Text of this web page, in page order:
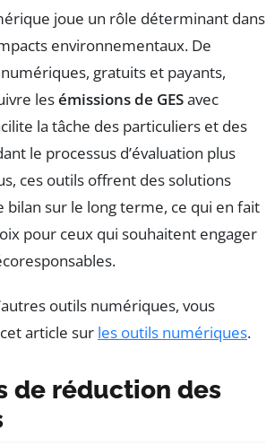
joue un rôle déterminant dans
environnementaux. De
gratuits et payants,
lesémissions de GESavec
la tâche des particuliers et des
le processus d’évaluation plus
ces outils offrent des solutions
bilan sur le long terme, ce qui en fait
pour ceux qui souhaitent engager
outils numériques, vous
article sur les outils numériques.
de réduction des